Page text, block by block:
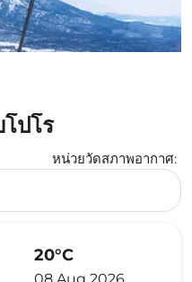
ปโร
หน่วยวัดสภาพอากาศ:
20°C
08 Aug 2026